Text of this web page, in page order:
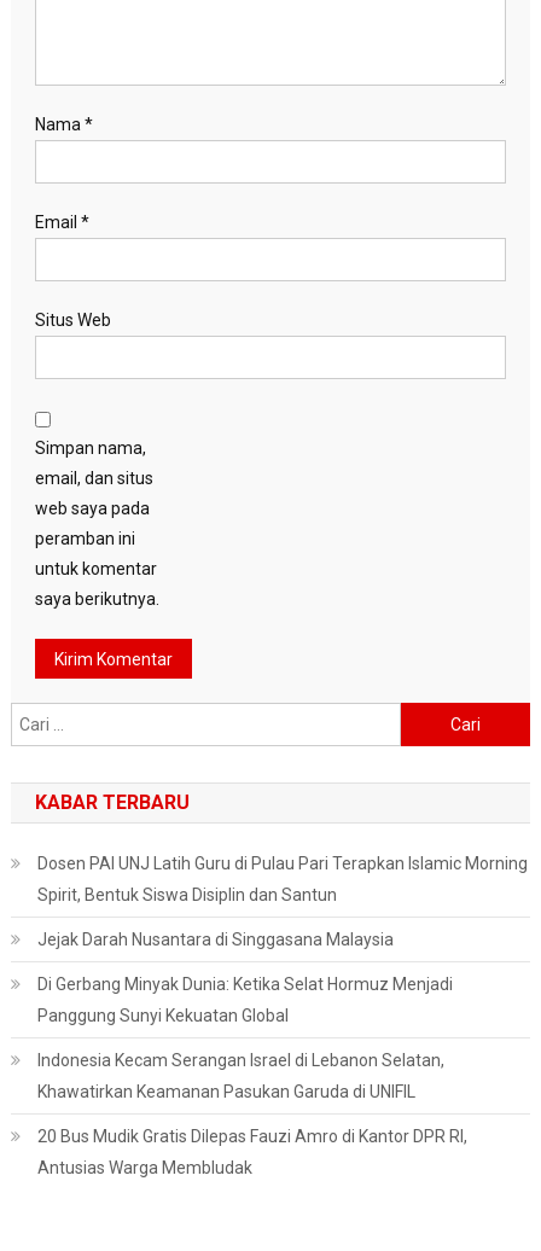
Nama *
Email *
Situs Web
Simpan nama,
email, dan situs
web saya pada
peramban ini
untuk komentar
saya berikutnya.
untuk:
KABAR TERBARU
Dosen PAI UNJ Latih Guru di Pulau Pari Terapkan Islamic Morning
Spirit, Bentuk Siswa Disiplin dan Santun
Jejak Darah Nusantara di Singgasana Malaysia
Di Gerbang Minyak Dunia: Ketika Selat Hormuz Menjadi
Panggung Sunyi Kekuatan Global
Indonesia Kecam Serangan Israel di Lebanon Selatan,
Khawatirkan Keamanan Pasukan Garuda di UNIFIL
20 Bus Mudik Gratis Dilepas Fauzi Amro di Kantor DPR RI,
Antusias Warga Membludak